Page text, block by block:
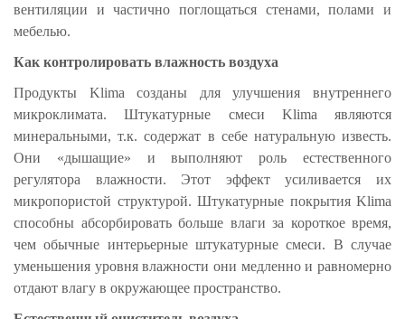
вентиляции и частично поглощаться стенами, полами и
мебелью.
Как контролировать влажность воздуха
Продукты Klima созданы для улучшения внутреннего
микроклимата. Штукатурные смеси Klima являются
минеральными, т.к. содержат в себе натуральную известь.
Они «дышащие» и выполняют роль естественного
регулятора влажности. Этот эффект усиливается их
микропористой структурой. Штукатурные покрытия Klima
способны абсорбировать больше влаги за короткое время,
чем обычные интерьерные штукатурные смеси. В случае
уменьшения уровня влажности они медленно и равномерно
отдают влагу в окружающее пространство.